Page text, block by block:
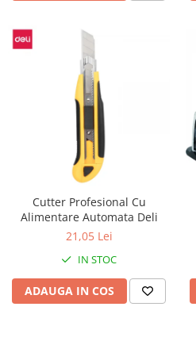
Cutter Profesional Cu
Alimentare Automata Deli
21,05 Lei
IN STOC
ADAUGA IN COS